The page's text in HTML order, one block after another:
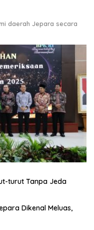
daerah Jepara secara
turut Tanpa Jeda
Dikenal Meluas,